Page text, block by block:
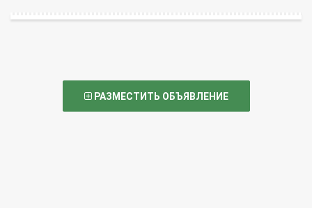
РАЗМЕСТИТЬ ОБЪЯВЛЕНИЕ